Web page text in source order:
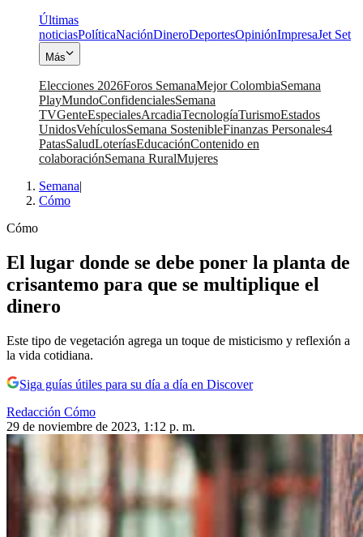
Últimas
noticiasPolíticaNaciónDineroDeportesOpiniónImpresaJet Set
Más
Elecciones 2026Foros SemanaMejor ColombiaSemana
PlayMundoConfidencialesSemana
TVGenteEspecialesArcadiaTecnologíaTurismoEstados
UnidosVehículosSemana SostenibleFinanzas Personales4
PatasSaludLoteríasEducaciónContenido en
colaboraciónSemana RuralMujeres
Semana|
Cómo
Cómo
El lugar donde se debe poner la planta de
crisantemo para que se multiplique el
dinero
Este tipo de vegetación agrega un toque de misticismo y reflexión a
la vida cotidiana.
Siga guías útiles para su día a día en Discover
Redacción Cómo
29 de noviembre de 2023, 1:12 p. m.